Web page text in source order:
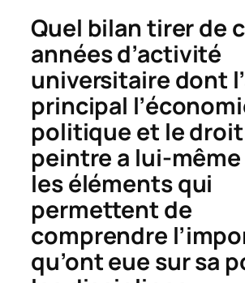
Quel bilan tirer de
années d’activité
universitaire dont
principal
politique et le droit
peintre a lui-
les éléments qui
permettent de
comprendre
qu’ont eue sur sa